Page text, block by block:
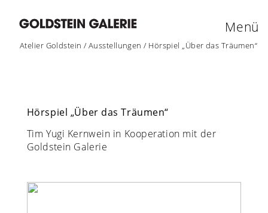
Atelier Goldstein /Ausstellungen / Hörspiel „Über das Träumen“
Menü
Hörspiel „Über das Träumen“
Tim Yugi Kernwein in Kooperation mit der
Goldstein Galerie